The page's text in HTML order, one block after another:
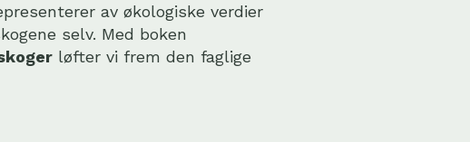
av økologiske verdier
selv. Med boken
løfter vi frem den faglige